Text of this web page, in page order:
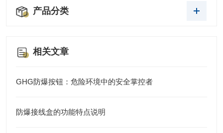
产品分类
相关文章
GHG防爆按钮：危险环境中的安全掌控者
防爆接线盒的功能特点说明